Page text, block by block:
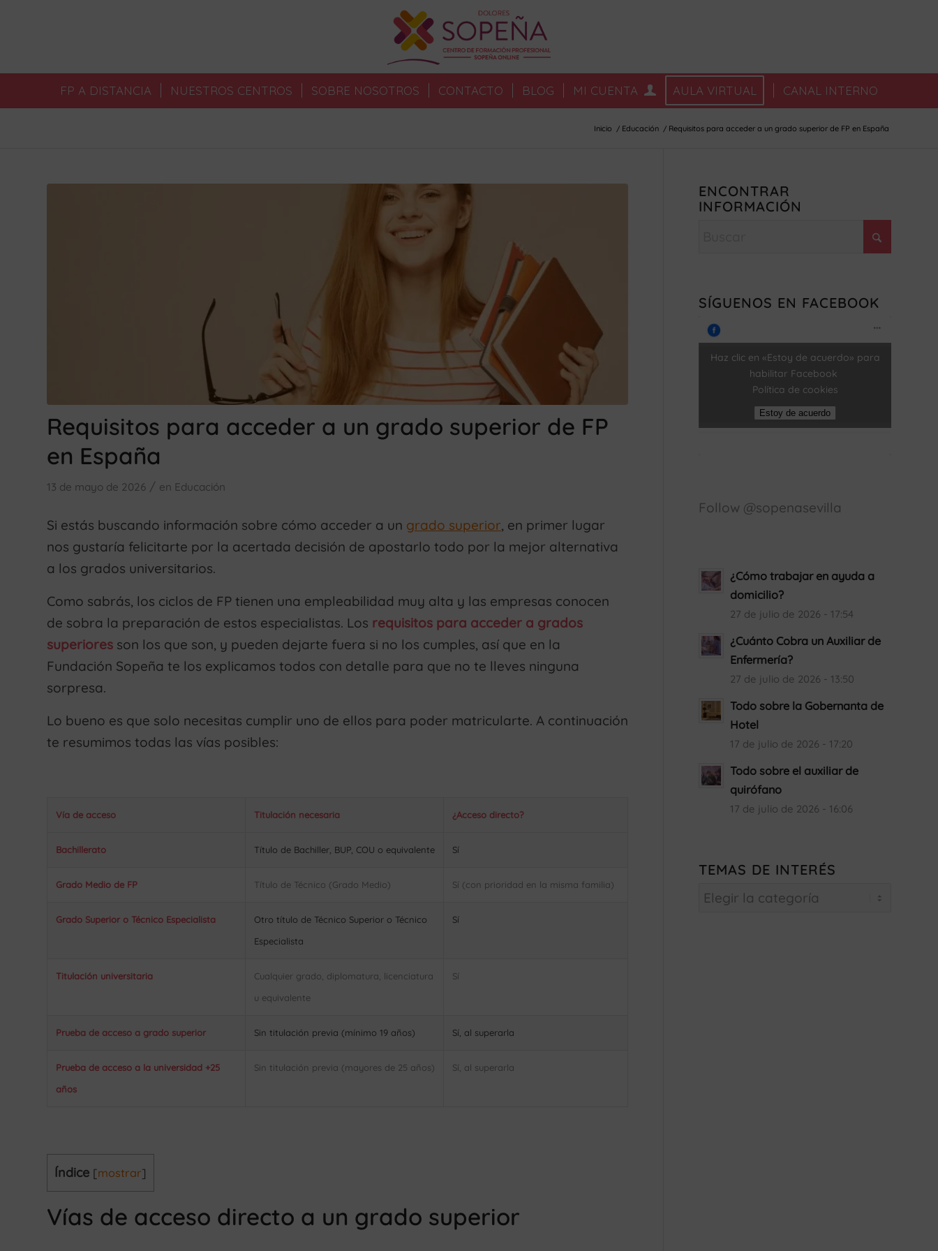
FP A DISTANCIA NUESTROS CENTROS SOBRE NOSOTROS CONTACTO BLOG MI CUENTA AULA VIRTUAL CANAL INTERNO
Inicio / Educación / Requisitos para acceder a un grado superior de FP en España
Requisitos para acceder a un grado superior de FP
en España
13 de mayo de 2026 / en Educación
Si estás buscando información sobre cómo acceder a un grado superior , en primer lugar
nos gustaría felicitarte por la acertada decisión de apostarlo todo por la mejor alternativa
a los grados universitarios.
Como sabrás, los ciclos de FP tienen una empleabilidad muy alta y las empresas conocen
de sobra la preparación de estos especialistas. Los requisitos para acceder a grados
superiores son los que son, y pueden dejarte fuera si no los cumples, así que en la
Fundación Sopeña te los explicamos todos con detalle para que no te lleves ninguna
sorpresa.
Lo bueno es que solo necesitas cumplir uno de ellos para poder matricularte. A continuación
te resumimos todas las vías posibles:
Vía de acceso Titulación necesaria ¿Acceso directo?
Bachillerato Título de Bachiller, BUP, COU o equivalente Sí
Grado Medio de FP Título de Técnico (Grado Medio) Sí (con prioridad en la misma familia)
Grado Superior o Técnico Especialista
Otro título de Técnico Superior o Técnico
Especialista
Sí
Titulación universitaria
Cualquier grado, diplomatura, licenciatura
u equivalente
Sí
Prueba de acceso a grado superior Sin titulación previa (mínimo 19 años) Sí, al superarla
Prueba de acceso a la universidad +25
años
Sin titulación previa (mayores de 25 años) Sí, al superarla
Índice [mostrar]
Vías de acceso directo a un grado superior
ENCONTRAR
INFORMACIÓN
SÍGUENOS EN FACEBOOK
Haz clic en «Estoy de acuerdo» para
habilitar Facebook
Política de cookies
Estoy de acuerdo
Follow @sopenasevilla
¿Cómo trabajar en ayuda a
domicilio?
27 de julio de 2026 - 17:54
¿Cuánto Cobra un Auxiliar de
Enfermería?
27 de julio de 2026 - 13:50
Todo sobre la Gobernanta de
Hotel
17 de julio de 2026 - 17:20
Todo sobre el auxiliar de
quirófano
17 de julio de 2026 - 16:06
TEMAS DE INTERÉS